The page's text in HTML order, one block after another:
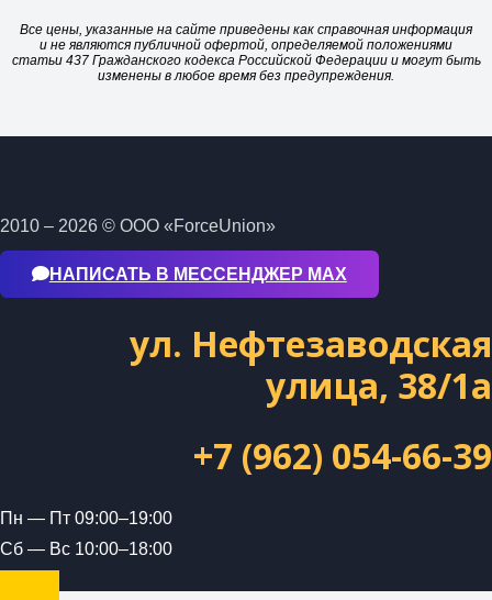
Все цены, указанные на сайте приведены как справочная информация
и не являются публичной офертой, определяемой положениями
статьи 437 Гражданского кодекса Российской Федерации и могут быть
изменены в любое время без предупреждения.
2010 – 2026 © ООО «ForceUnion»
НАПИСАТЬ В МЕССЕНДЖЕР МАХ
ул. Нефтезаводская
улица, 38/1а
+7 (962) 054-66-39
Пн — Пт 09:00–19:00
Сб — Вс 10:00–18:00